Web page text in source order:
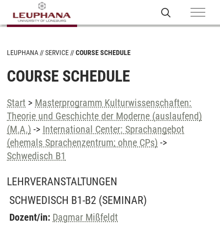
LEUPHANA SERVICE COURSE SCHEDULE
COURSE SCHEDULE
Start > Masterprogramm Kulturwissenschaften:
Theorie und Geschichte der Moderne (auslaufend)
(M.A.) -> International Center: Sprachangebot
(ehemals Sprachenzentrum; ohne CPs) ->
Schwedisch B1
LEHRVERANSTALTUNGEN
SCHWEDISCH B1-B2 (SEMINAR)
Dozent/in: Dagmar Mißfeldt